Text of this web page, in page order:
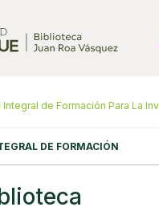
Integral de Formación Para La
DE FORMACIÓN